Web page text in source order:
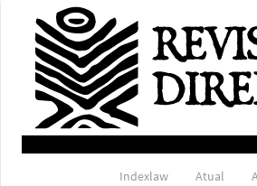
Navegação
Principal
Conteúdo
principal
Barra
Lateral
Indexlaw Atual